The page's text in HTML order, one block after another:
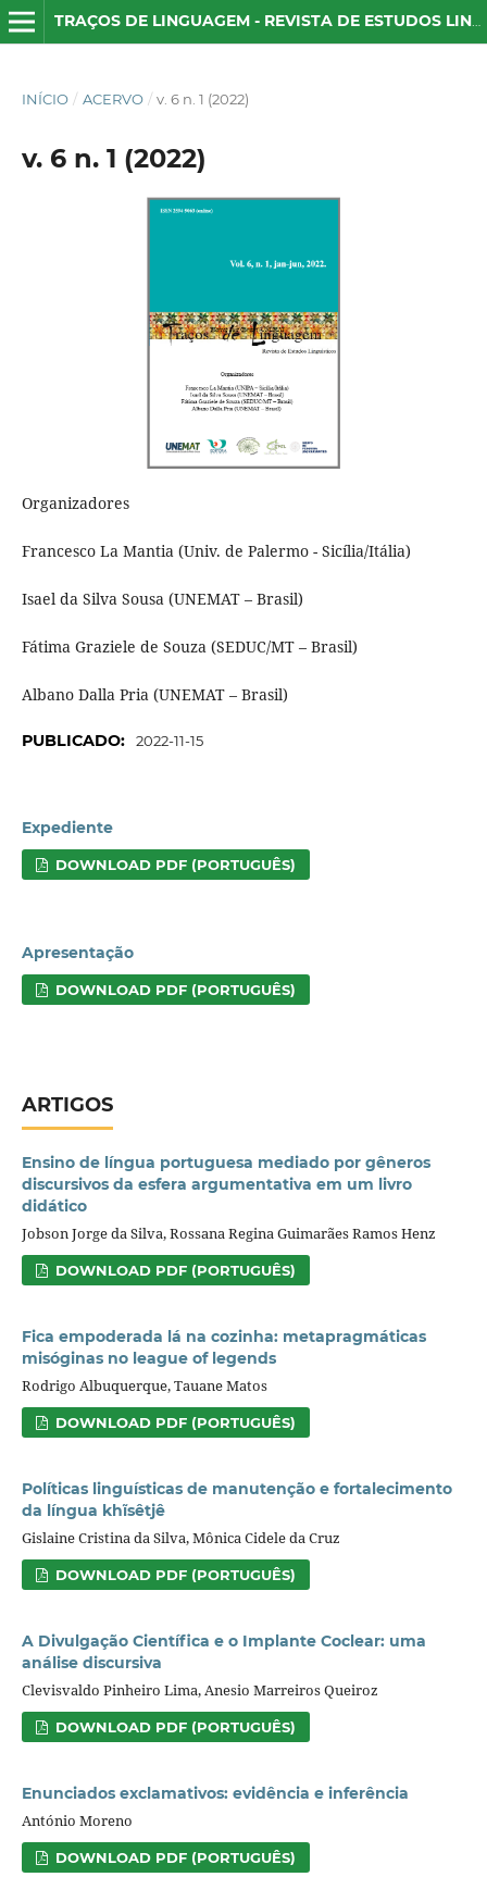
TRAÇOS DE LINGUAGEM - REVISTA DE ESTUDOS LINGUÍSTICOS
INÍCIO / ACERVO / v. 6 n. 1 (2022)
v. 6 n. 1 (2022)
Organizadores
Francesco La Mantia (Univ. de Palermo - Sicília/Itália)
Isael da Silva Sousa (UNEMAT – Brasil)
Fátima Graziele de Souza (SEDUC/MT – Brasil)
Albano Dalla Pria (UNEMAT – Brasil)
PUBLICADO: 2022-11-15
Expediente
DOWNLOAD PDF (PORTUGUÊS)
Apresentação
DOWNLOAD PDF (PORTUGUÊS)
ARTIGOS
Ensino de língua portuguesa mediado por gêneros
discursivos da esfera argumentativa em um livro
didático
Jobson Jorge da Silva, Rossana Regina Guimarães Ramos Henz
DOWNLOAD PDF (PORTUGUÊS)
Fica empoderada lá na cozinha: metapragmáticas
misóginas no league of legends
Rodrigo Albuquerque, Tauane Matos
DOWNLOAD PDF (PORTUGUÊS)
Políticas linguísticas de manutenção e fortalecimento
da língua khĩsêtjê
Gislaine Cristina da Silva, Mônica Cidele da Cruz
DOWNLOAD PDF (PORTUGUÊS)
A Divulgação Científica e o Implante Coclear: uma
análise discursiva
Clevisvaldo Pinheiro Lima, Anesio Marreiros Queiroz
DOWNLOAD PDF (PORTUGUÊS)
Enunciados exclamativos: evidência e inferência
António Moreno
DOWNLOAD PDF (PORTUGUÊS)